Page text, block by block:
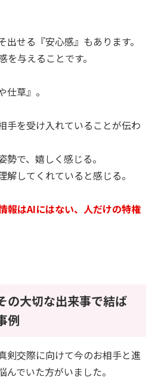
出せる『安心感』もあります。
を与えることです。
草』。
手を受け入れていることが伝わ
で、嬉しく感じる。
してくれていると感じる。
報はAIにはない、人だけの特権
の大切な出来事で結ば
例
剣交際に向けて今のお相手と進
でいた方がいました。